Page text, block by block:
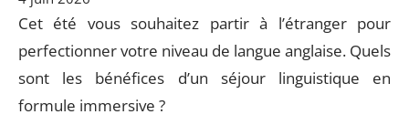
Cet été vous souhaitez partir à l’étranger pour
perfectionner votre niveau de langue anglaise. Quels
sont les bénéfices d’un séjour linguistique en
formule immersive ?